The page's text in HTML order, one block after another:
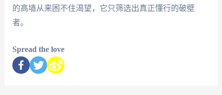
的高墙从来困不住渴望，它只筛选出真正懂行的破壁
者。
Spread the love